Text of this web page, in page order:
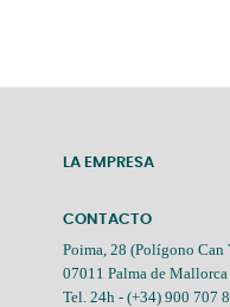
LA EMPRESA
CONTACTO
Poima, 28 (Polígono Can
07011 Palma de Mallorca
Tel. 24h - (+34) 900 707